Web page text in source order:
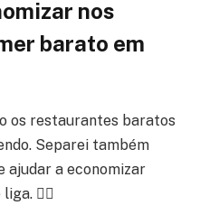
nos
barato em
os restaurantes baratos
Separei também
ajudar a economizar
👇🏾